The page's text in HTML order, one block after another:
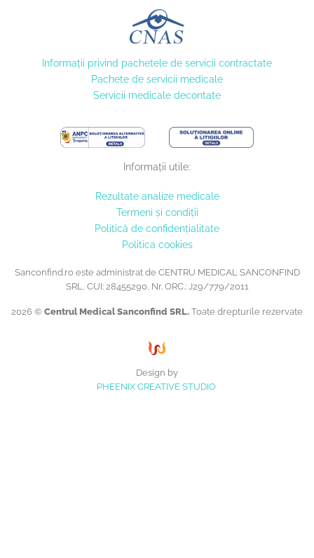
Informaţii privind pachetele de servicii contractate
Pachete de servicii medicale
Servicii medicale decontate
Informații utile:
Rezultate analize medicale
Termeni și condiții
Politică de confidențialitate
Politica cookies
Sanconfind.ro este administrat de CENTRU MEDICAL SANCONFIND
SRL, CUI: 28455290, Nr. ORC.: J29/779/2011
2026 © Centrul Medical Sanconfind SRL. Toate drepturile rezervate
Design by
PHEENIX CREATIVE STUDIO